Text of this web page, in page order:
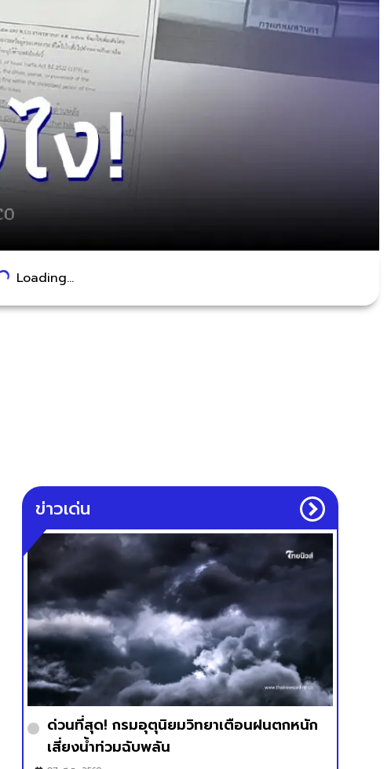
Loading...
ข่าวเด่น
ด่วนที่สุด! กรมอุตุนิยมวิทยาเตือนฝนตกหนัก
เสี่ยงน้ำท่วมฉับพลัน